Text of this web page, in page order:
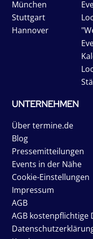
München
Stuttgart
Hannover
UNTERNEHMEN
Über termine.de
Blog
Pressemitteilungen
Events in der Nähe
Cookie-Einstellungen
Impressum
AGB
AGB kostenpflichtige